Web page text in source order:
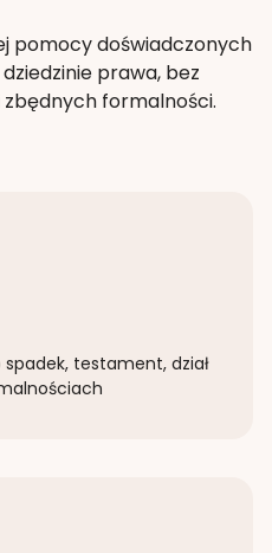
pomocy doświadczonych
prawa, bez
formalności.
testament, dział